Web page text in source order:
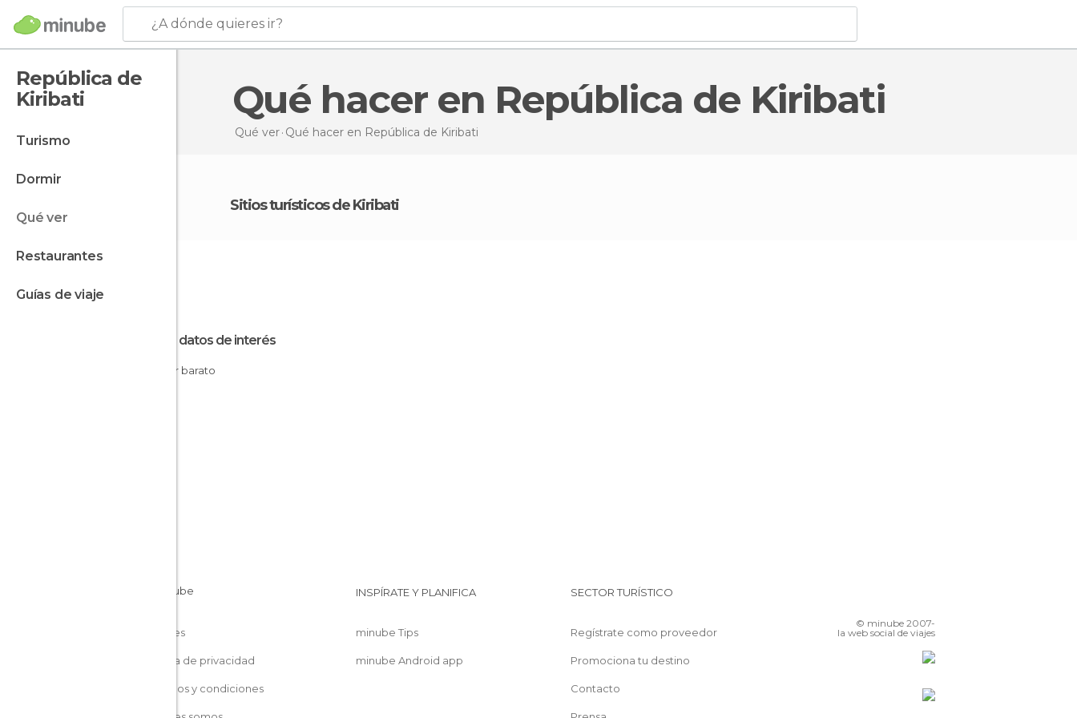
¿A dónde quieres ir?
República de
Kiribati
turismo
dormir
qué ver
restaurantes
guías de viaje
Qué hacer en República de Kiribati
Qué ver Qué hacer en República de Kiribati
Sitios turísticos de Kiribati
Otros datos de interés
Dormir barato
Cookies
Política de privacidad
Términos y condiciones
INSPÍRATE Y PLANIFICA
minube Tips
minube Android app
SECTOR TURÍSTICO
Regístrate como proveedor
Promociona tu destino
Contacto
© minube 2007-
la web social de viajes